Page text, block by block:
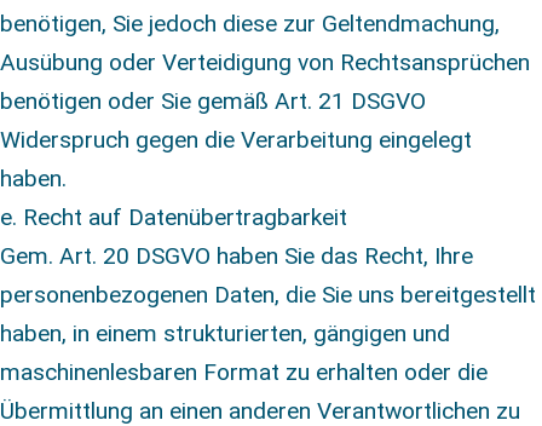
benötigen, Sie jedoch diese zur Geltendmachung,
Ausübung oder Verteidigung von Rechtsansprüchen
benötigen oder Sie gemäß Art. 21 DSGVO
Widerspruch gegen die Verarbeitung eingelegt
haben.
e. Recht auf Datenübertragbarkeit
Gem. Art. 20 DSGVO haben Sie das Recht, Ihre
personenbezogenen Daten, die Sie uns bereitgestellt
haben, in einem strukturierten, gängigen und
maschinenlesbaren Format zu erhalten oder die
Übermittlung an einen anderen Verantwortlichen zu